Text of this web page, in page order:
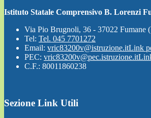
Istituto Statale Comprensivo B. Lorenzi
Via Pio Brugnoli, 36 - 37022 Fumane
Tel: Tel. 045 7701272
Email: vric83200v@istruzione.itLink
PEC: vric83200v@pec.istruzione.it
C.F.: 80011860238
Sezione Link Utili